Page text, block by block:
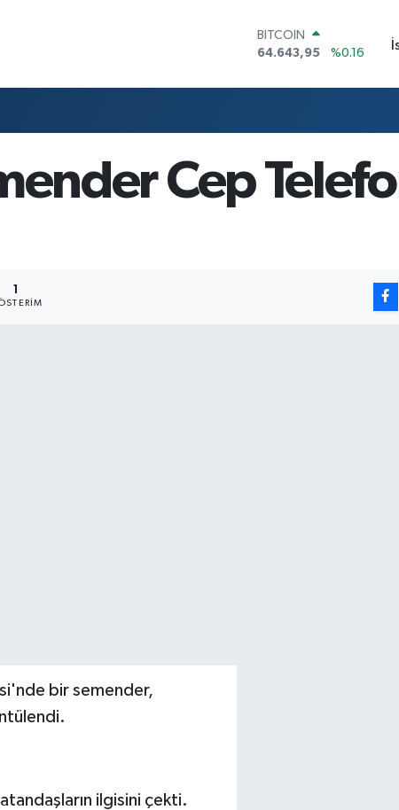
BITCOIN
64.643,95
%0.16
47,6006
%0.06
64,2398
%0.2
GRAM ALTIN
6500.87
%0.12
Cep
bir semender,
ilgisini çekti.